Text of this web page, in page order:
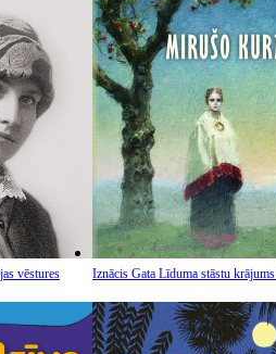
vēstures
Iznācis Gata Līduma stāstu